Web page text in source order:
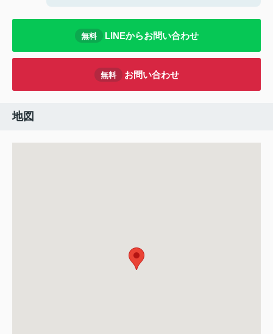
無料 LINEからお問い合わせ
無料 お問い合わせ
地図